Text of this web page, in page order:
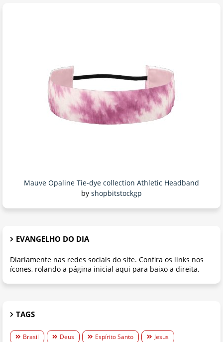
Mauve Opaline Tie-dye collection Athletic Headband
by shopbitstockgp
EVANGELHO DO DIA
Diariamente nas redes sociais do site. Confira os links nos
ícones, rolando a página inicial aqui para baixo a direita.
TAGS
Brasil Deus Espírito Santo
Jesus